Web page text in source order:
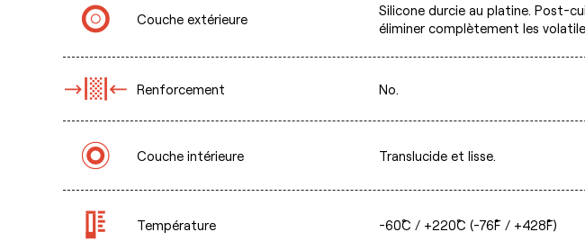
Couche extérieure
Silicone durcie au platine. Post-
éliminer complètement les
Renforcement No.
Couche intérieure Translucide et lisse.
Température -60˚C / +220˚C (-76˚F / +428˚F)